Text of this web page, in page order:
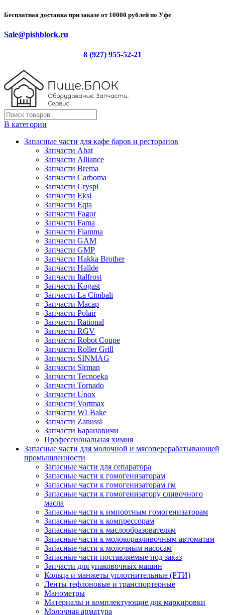
Бесплатная доставка при заказе от 10000 рублей по Уфе
Sale@pishblock.ru
8 (927) 955-52-21
В категории
Запасные части для кафе баров и ресторанов
Запчасти Abat
Запчасти Alliance
Запчасти Brema
Запчасти Carboma
Запчасти Cryspi
Запчасти Eksi
Запчасти Eqta
Запчасти Fagor
Запчасти Fama
Запчасти Fiamma
Запчасти GAM
Запчасти GMP
Запчасти Hakka Brother
Запчасти Hallde
Запчасти Italfrost
Запчасти Kogast
Запчасти La Cimbali
Запчасти Macap
Запчасти Polair
Запчасти Rational
Запчасти RGV
Запчасти Robot Coupe
Запчасти Roller Grill
Запчасти SINMAG
Запчасти Sirman
Запчасти Tecnoeka
Запчасти Tornado
Запчасти Unox
Запчасти Vortmax
Запчасти WLBake
Запчасти Zanussi
Запчасти Барановичи
Профессиональная химия
Запасные части для молочной и мясоперерабатывающей
промышленности
Запасные части для сепаратора
Запасные части к гомогенизаторам
Запасные части к гомогенизаторам гм
Запасные части к гомогенизатору сливочного
масла
Запасные части к импортным гомогенизаторам
Запасные части к компрессорам
Запасные части к маслообразователям
Запасные части к молокоразливочным автоматам
Запасные части к молочным насосам
Запасные части поставляемые под заказ
Запчасти для упаковочных машин
Кольца и манжеты уплотнительные (РТИ)
Ленты тефлоновые и транспортерные
Манометры
Материалы и комплектующие для маркировки
Молочная арматура